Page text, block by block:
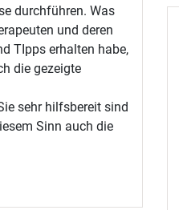
durchführen. Was
und deren
TIpps erhalten habe,
die gezeigte
sehr hilfsbereit sind
Sinn auch die